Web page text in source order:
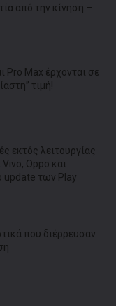
από την κίνηση –
Pro Max έρχονται σε
τιμή!
εκτός λειτουργίας
Oppo και
update των Play
που διέρρευσαν